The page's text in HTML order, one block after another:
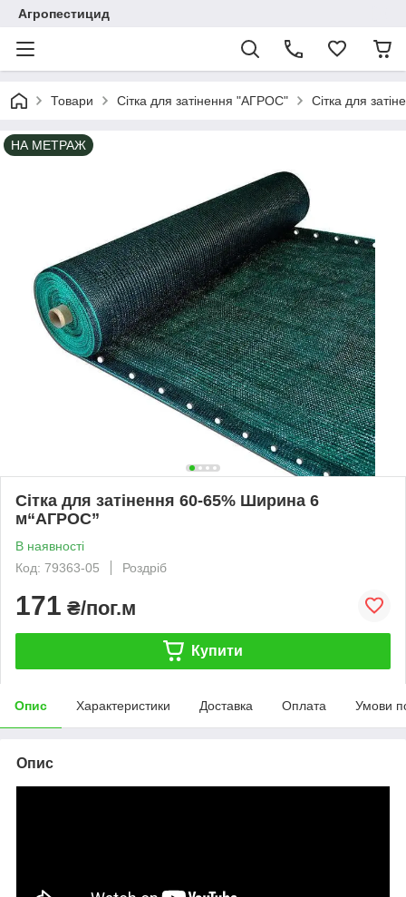
Агропестицид
Товари Сітка для затінення "АГРОС" Сітка для
НА МЕТРАЖ
Сітка для затінення 60-65% Ширина 6
м“AГРОС”
В наявності
Код: 79363-05
Роздріб
171 ₴/пог.м
Купити
Опис Характеристики Доставка Оплата Умови
Опис